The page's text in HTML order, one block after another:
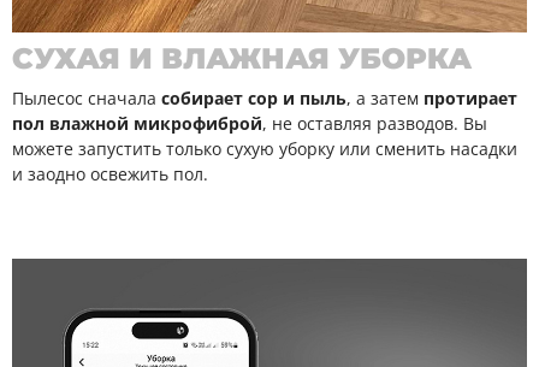
СУХАЯ И ВЛАЖНАЯ УБОРКА
Пылесос сначала собирает сор и пыль, а затем протирает
пол влажной микрофиброй, не оставляя разводов. Вы
можете запустить только сухую уборку или сменить насадки
и заодно освежить пол.